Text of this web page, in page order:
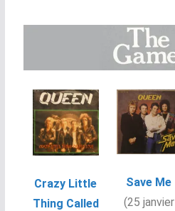
Crazy Little
Thing Called
Save Me
(25 janvier